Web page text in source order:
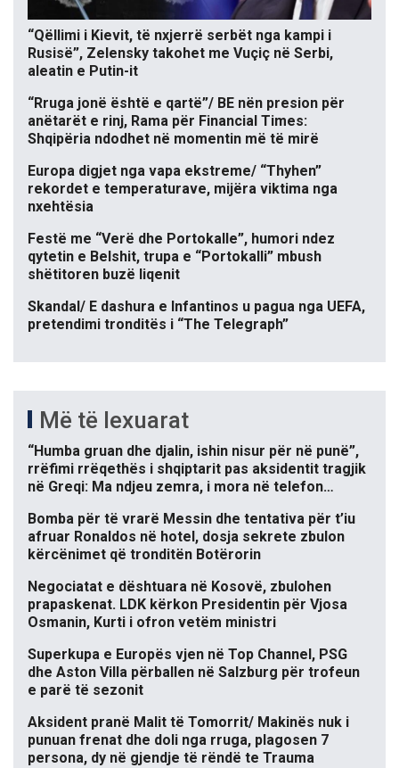
“Qëllimi i Kievit, të nxjerrë serbët nga kampi i
Rusisë”, Zelensky takohet me Vuçiç në Serbi,
aleatin e Putin-it
“Rruga jonë është e qartë”/ BE nën presion për
anëtarët e rinj, Rama për Financial Times:
Shqipëria ndodhet në momentin më të mirë
Europa digjet nga vapa ekstreme/ “Thyhen”
rekordet e temperaturave, mijëra viktima nga
nxehtësia
Festë me “Verë dhe Portokalle”, humori ndez
qytetin e Belshit, trupa e “Portokalli” mbush
shëtitoren buzë liqenit
Skandal/ E dashura e Infantinos u pagua nga UEFA,
pretendimi tronditës i “The Telegraph”
Më të lexuarat
“Humba gruan dhe djalin, ishin nisur për në punë”,
rrëfimi rrëqethës i shqiptarit pas aksidentit tragjik
në Greqi: Ma ndjeu zemra, i mora në telefon…
Bomba për të vrarë Messin dhe tentativa për t’iu
afruar Ronaldos në hotel, dosja sekrete zbulon
kërcënimet që tronditën Botërorin
Negociatat e dështuara në Kosovë, zbulohen
prapaskenat. LDK kërkon Presidentin për Vjosa
Osmanin, Kurti i ofron vetëm ministri
Superkupa e Europës vjen në Top Channel, PSG
dhe Aston Villa përballen në Salzburg për trofeun
e parë të sezonit
Aksident pranë Malit të Tomorrit/ Makinës nuk i
punuan frenat dhe doli nga rruga, plagosen 7
persona, dy në gjendje të rëndë te Trauma